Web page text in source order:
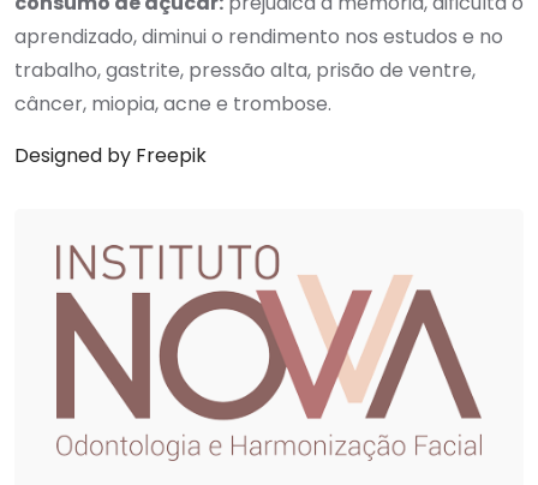
aprendizado, diminui o rendimento nos estudos e no
trabalho, gastrite, pressão alta, prisão de ventre,
câncer, miopia, acne e trombose.
Designed by Freepik